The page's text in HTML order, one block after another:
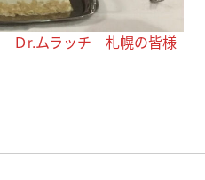
Ｄr.ムラッチ 札幌の皆様